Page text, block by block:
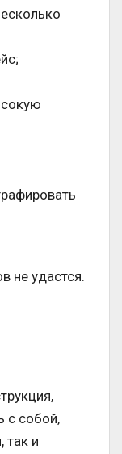
не удастся.
с собой,
так и